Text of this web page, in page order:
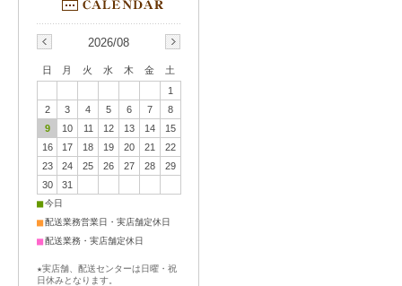
2026/08
日 月 火 水 木 金
土
1
2
3 4 5 6 7
8
9
10 11 12 13 14
15
16
17 18 19 20 21
22
23
24 25 26 27 28
29
30
31
■今日
■配送業務営業日・実店舗定休日
■配送業務・実店舗定休日
★実店舗、配送センターは日曜・祝
日休みとなります。